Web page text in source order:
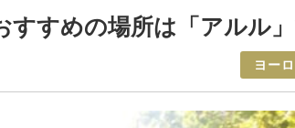
すめの場所は「アルル」
ヨー